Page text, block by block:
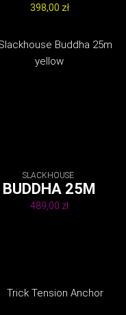
Pierwotna
wynosiła:
449,99 zł.
398,00 zł
cena
wynosi:
SLACKHOUSE
BUDDHA 25M
489,00 zł